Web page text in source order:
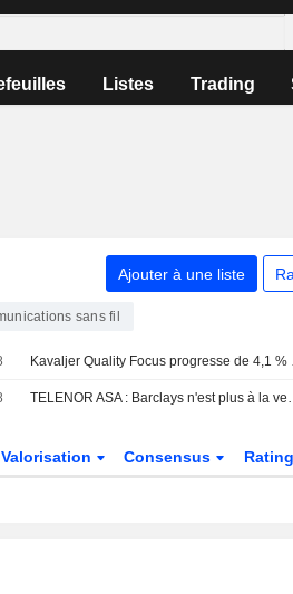
Listes Trading
Ajouter à une liste
sans fil
Kavaljer
TELENOR
Valorisation Consensus